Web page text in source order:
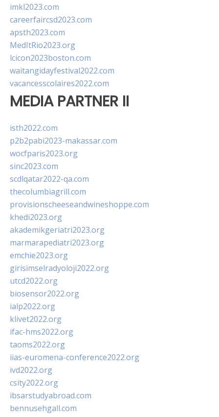
imkl2023.com
careerfaircsd2023.com
apsth2023.com
MedItRio2023.org
lcicon2023boston.com
waitangidayfestival2022.com
vacancesscolaires2022.com
MEDIA PARTNER II
isth2022.com
p2b2pabi2023-makassar.com
wocfparis2023.org
sinc2023.com
scdlqatar2022-qa.com
thecolumbiagrill.com
provisionscheeseandwineshoppe.com
khedi2023.org
akademikgeriatri2023.org
marmarapediatri2023.org
emchie2023.org
girisimselradyoloji2022.org
utcd2022.org
biosensor2022.org
ialp2022.org
klivet2022.org
ifac-hms2022.org
taoms2022.org
iias-euromena-conference2022.org
ivd2022.org
csity2022.org
ibsarstudyabroad.com
bennusehgall.com